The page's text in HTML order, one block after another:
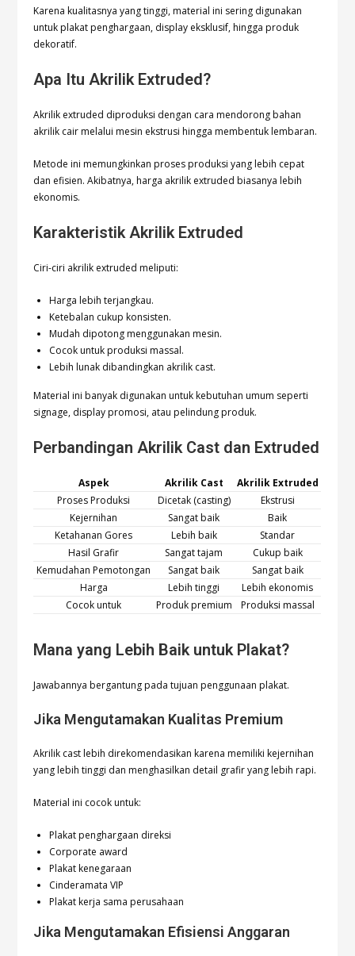
Karena kualitasnya yang tinggi, material ini sering digunakan
untuk plakat penghargaan, display eksklusif, hingga produk
dekoratif.
Apa Itu Akrilik Extruded?
Akrilik extruded diproduksi dengan cara mendorong bahan
akrilik cair melalui mesin ekstrusi hingga membentuk lembaran.
Metode ini memungkinkan proses produksi yang lebih cepat
dan efisien. Akibatnya, harga akrilik extruded biasanya lebih
ekonomis.
Karakteristik Akrilik Extruded
Ciri-ciri akrilik extruded meliputi:
Harga lebih terjangkau.
Ketebalan cukup konsisten.
Mudah dipotong menggunakan mesin.
Cocok untuk produksi massal.
Lebih lunak dibandingkan akrilik cast.
Material ini banyak digunakan untuk kebutuhan umum seperti
signage, display promosi, atau pelindung produk.
Perbandingan Akrilik Cast dan Extruded
Aspek Akrilik Cast
Akrilik Extruded
Proses Produksi
Dicetak (casting)
Ekstrusi
Kejernihan
Sangat baik
Baik
Ketahanan Gores
Lebih baik
Standar
Hasil Grafir
Sangat tajam
Cukup baik
Kemudahan Pemotongan
Sangat baik
Sangat baik
Harga
Lebih tinggi
Lebih ekonomis
Cocok untuk
Produk premium Produksi massal
Mana yang Lebih Baik untuk Plakat?
Jawabannya bergantung pada tujuan penggunaan plakat.
Jika Mengutamakan Kualitas Premium
Akrilik cast lebih direkomendasikan karena memiliki kejernihan
yang lebih tinggi dan menghasilkan detail grafir yang lebih rapi.
Material ini cocok untuk:
Plakat penghargaan direksi
Corporate award
Plakat kenegaraan
Cinderamata VIP
Plakat kerja sama perusahaan
Jika Mengutamakan Efisiensi Anggaran